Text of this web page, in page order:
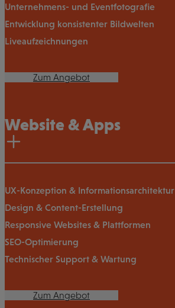
Unternehmens- und Eventfotografie
Entwicklung konsistenter Bildwelten
Liveaufzeichnungen
Zum Angebot
Website & Apps
UX-Konzeption & Informationsarchitektur
Design & Content-Erstellung
Responsive Websites & Plattformen
SEO-Optimierung
Technischer Support & Wartung
Zum Angebot